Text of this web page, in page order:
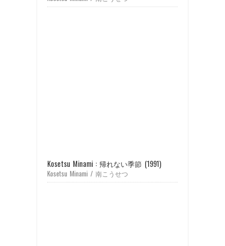
Kosetsu Minami : 帰れない季節 (1991)
Kosetsu Minami / 南こうせつ